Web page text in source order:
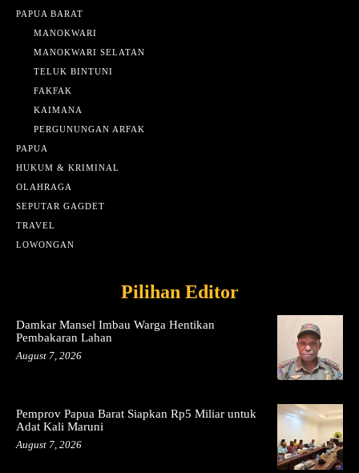
PAPUA BARAT
MANOKWARI
MANOKWARI SELATAN
TELUK BINTUNI
FAKFAK
KAIMANA
PERGUNUNGAN ARFAK
PAPUA
HUKUM & KRIMINAL
OLAHRAGA
SEPUTAR GAGDET
TRAVEL
LOWONGAN
Pilihan Editor
Damkar Mansel Imbau Warga Hentikan
Pembakaran Lahan
August 7, 2026
Pemprov Papua Barat Siapkan Rp5 Miliar untuk
Adat Kali Maruni
August 7, 2026